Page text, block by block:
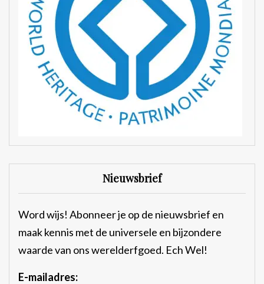
Nieuwsbrief
Word wijs! Abonneer je op de nieuwsbrief en
maak kennis met de universele en bijzondere
waarde van ons werelderfgoed. Ech Wel!
E-mailadres: